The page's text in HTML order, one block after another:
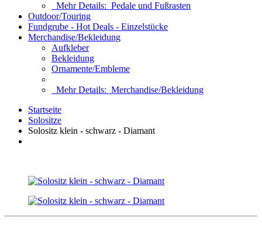
Mehr Details: Pedale und Fußrasten
Outdoor/Touring
Fundgrube - Hot Deals - Einzelstücke
Merchandise/Bekleidung
Aufkleber
Bekleidung
Ornamente/Embleme
Mehr Details: Merchandise/Bekleidung
Startseite
Solositze
Solositz klein - schwarz - Diamant